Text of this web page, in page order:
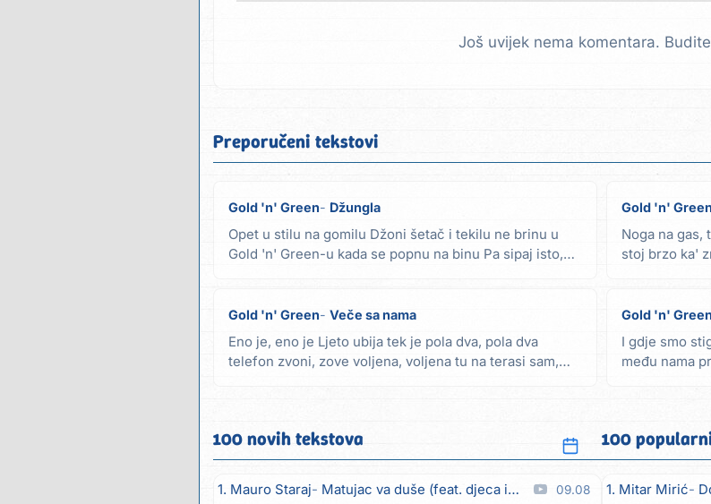
Još uvijek nema komentara.
Preporučeni tekstovi
Gold 'n' Green Džungla
Opet u stilu na gomilu Džoni šetač i tekilu ne brinu u
Gold 'n' Green-u kada se popnu na binu Pa sipaj isto,
Gold 'n' Green
Noga na gas,
stoj brzo ka'
Gold 'n' Green Veče sa nama
Eno je, eno je Ljeto ubija tek je pola dva, pola dva
telefon zvoni, zove voljena, voljena tu na terasi sam,
Gold 'n' Green
I gdje smo
među nama
100 novih tekstova
1. Mauro Staraj Matujac va duše (feat. djeca iz Matulja) 09.08
100
1. Mitar Mirić